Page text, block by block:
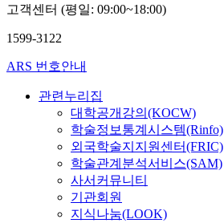
고객센터 (평일: 09:00~18:00)
1599-3122
ARS 번호안내
관련누리집
대학공개강의(KOCW)
학술정보통계시스템(Rinfo)
외국학술지지원센터(FRIC)
학술관계분석서비스(SAM)
사서커뮤니티
기관회원
지식나눔(LOOK)